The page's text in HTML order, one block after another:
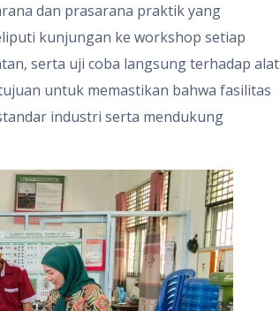
dan prasarana praktik yang
kunjungan ke workshop setiap
serta uji coba langsung terhadap alat
untuk memastikan bahwa fasilitas
industri serta mendukung